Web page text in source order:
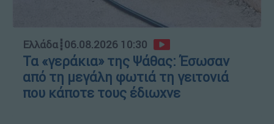
Ελλάδα┋06.08.2026 10:30
Τα «γεράκια» της Ψάθας: Έσωσαν
από τη μεγάλη φωτιά τη γειτονιά
που κάποτε τους έδιωχνε